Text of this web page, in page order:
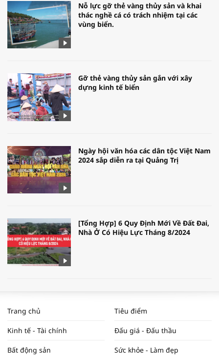
Nỗ lực gỡ thẻ vàng thủy sản và khai
thác nghề cá có trách nhiệm tại các
vùng biển.
Gỡ thẻ vàng thủy sản gắn với xây
dựng kinh tế biển
Ngày hội văn hóa các dân tộc Việt Nam
2024 sắp diễn ra tại Quảng Trị
[Tổng Hợp] 6 Quy Định Mới Về Đất Đai,
Nhà Ở Có Hiệu Lực Tháng 8/2024
NAM NĂM 2024 VÀ NĂM 2025 | NHỊP
ĐẬP THỊ TRƯỜNG #62
Trang chủ Tiêu điểm
Kinh tế - Tài chính Đấu giá - Đấu thầu
Bất động sản Sức khỏe - Làm đẹp